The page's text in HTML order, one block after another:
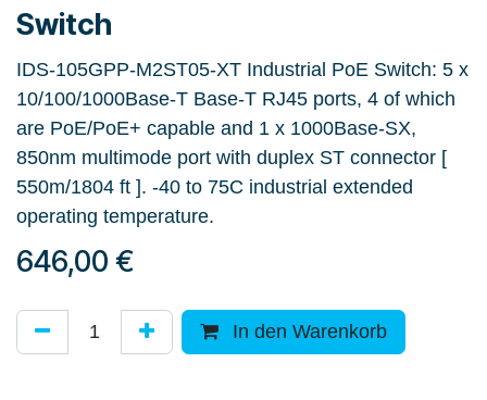
Switch
IDS-105GPP-M2ST05-XT Industrial PoE Switch: 5 x
10/100/1000Base-T Base-T RJ45 ports, 4 of which
are PoE/PoE+ capable and 1 x 1000Base-SX,
850nm multimode port with duplex ST connector [
550m/1804 ft ]. -40 to 75C industrial extended
operating temperature.
646,00 €
In den Warenkorb